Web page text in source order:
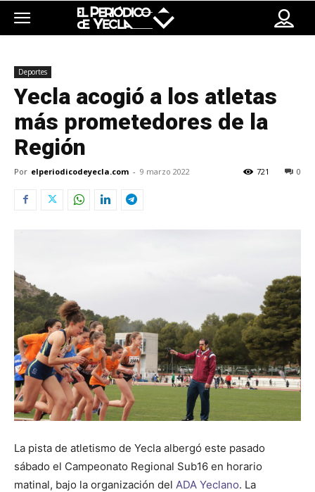
Deportes
Yecla acogió a los atletas
más prometedores de la
Región
Por elperiodicodeyecla.com - 9 marzo 2022 0
721
La pista de atletismo de Yecla albergó este pasado
sábado el Campeonato Regional Sub16 en horario
matinal, bajo la organización del ADA Yeclano. La